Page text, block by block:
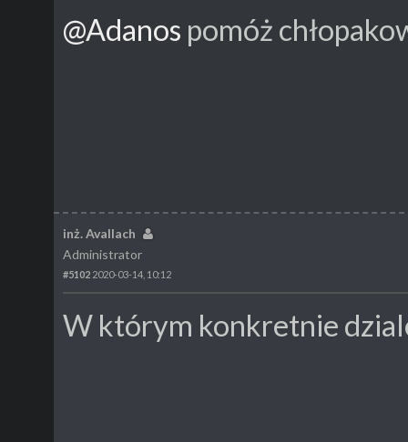
@Adanos pomóż
inż. Avallach
Administrator
#5102 2020-03-14, 10:12
W którym konkretnie